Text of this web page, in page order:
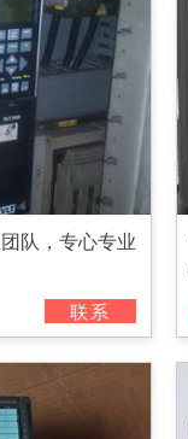
队，专心专业
联系